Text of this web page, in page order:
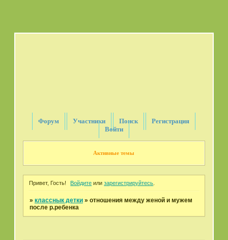
Форум Участники Поиск
Регистрация
Войти
Активные темы
Привет, Гость! Войдите илизарегистрируйтесь
» класснык детки » отношения между женой и мужем
после р.ребенка